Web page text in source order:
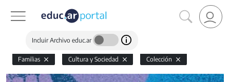
Incluir Archivo educ.ar
Familias Cultura y Sociedad Colección